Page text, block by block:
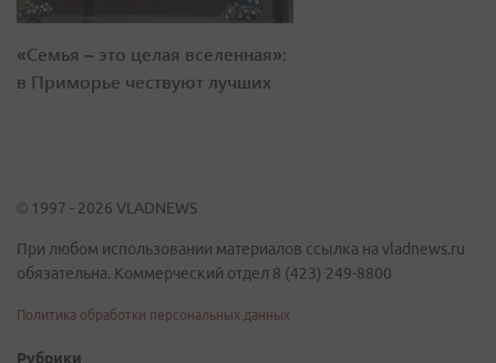
«Семья – это целая вселенная»:
в Приморье чествуют лучших
© 1997 - 2026 VLADNEWS
При любом использовании материалов ссылка на vladnews.ru
обязательна. Коммерческий отдел 8 (423) 249-8800
Политика обработки персональных данных
Рубрики